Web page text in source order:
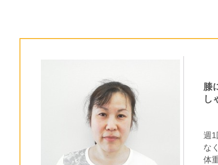
膝
し
週1
な
体